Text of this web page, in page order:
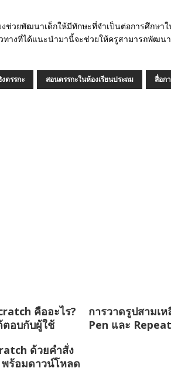
ช่วยพัฒนาเด็กให้มีทักษะที่จำเป็นต่อการศึกษา
ทางที่ได้แนะนำมานี้จะช่วยให้ครูสามารถพัฒ
ตรรกะ สอนตรรกะในห้องเรียนประถม สื่อก
คืออะไร?
ตอบกับผู้ใช้
การวาดรูปสามเ
Pen และ
ด้วยคำสั่ง
ร้อมดาวน์โหลด